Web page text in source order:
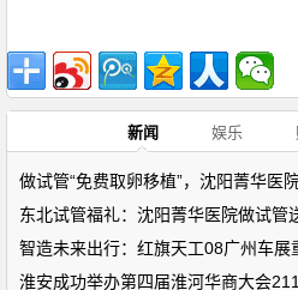
新闻 娱乐
做试管“免费取卵移植”，沈阳菁华医
智造未来出行：红旗天工08广州车展